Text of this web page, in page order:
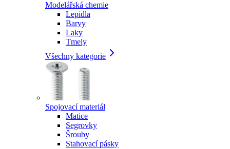
Modelářská chemie
Lepidla
Barvy
Laky
Tmely
Všechny kategorie
Spojovací materiál
Matice
Segrovky
Šrouby
Stahovací pásky